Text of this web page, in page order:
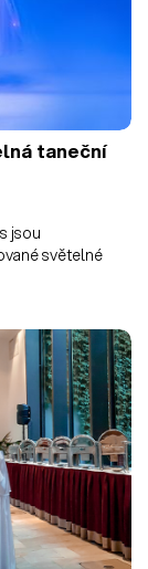
taneční
jsou
světelné